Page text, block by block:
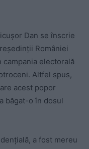
Dan se înscrie
României
electorală
Altfel spus,
acest popor
băgat-o în dosul
a fost mereu